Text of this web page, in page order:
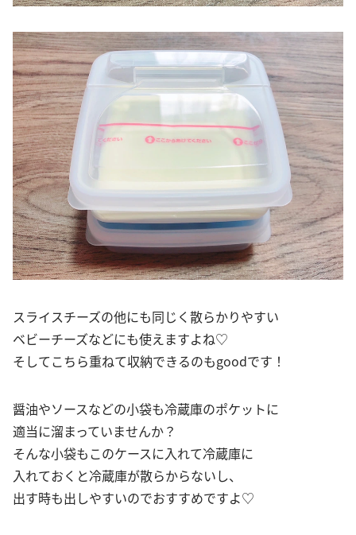
スライスチーズの他にも同じく散らかりやすい
ベビーチーズなどにも使えますよね♡
そしてこちら重ねて収納できるのもgoodです！
醤油やソースなどの小袋も冷蔵庫のポケットに
適当に溜まっていませんか？
そんな小袋もこのケースに入れて冷蔵庫に
入れておくと冷蔵庫が散らからないし、
出す時も出しやすいのでおすすめですよ♡